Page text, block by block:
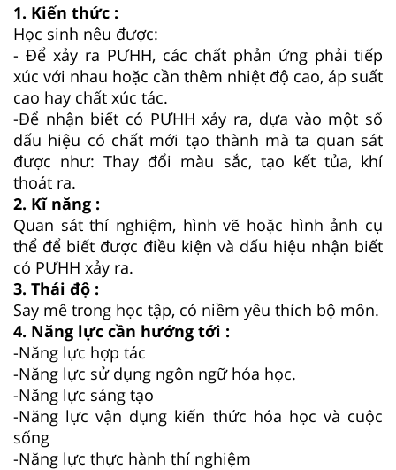
1. Kiến thức :
Học sinh nêu được:
- Để xảy ra PƯHH, các chất phản ứng phải tiếp
xúc với nhau hoặc cần thêm nhiệt độ cao, áp suất
cao hay chất xúc tác.
-Để nhận biết có PƯHH xảy ra, dựa vào một số
dấu hiệu có chất mới tạo thành mà ta quan sát
được như: Thay đổi màu sắc, tạo kết tủa, khí
thoát ra.
2. Kĩ năng :
Quan sát thí nghiệm, hình vẽ hoặc hình ảnh cụ
thể để biết được điều kiện và dấu hiệu nhận biết
có PƯHH xảy ra.
3. Thái độ :
Say mê trong học tập, có niềm yêu thích bộ môn.
4. Năng lực cần hướng tới :
-Năng lực hợp tác
-Năng lực sử dụng ngôn ngữ hóa học.
-Năng lực sáng tạo
-Năng lực vận dụng kiến thức hóa học và cuộc
sống
-Năng lực thực hành thí nghiệm